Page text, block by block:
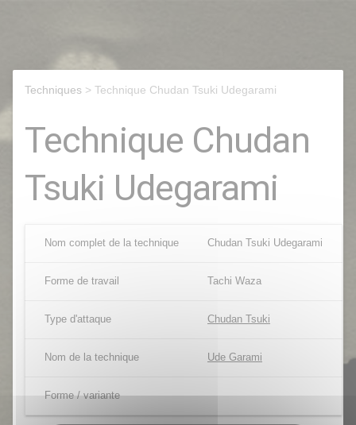
Techniques > Technique Chudan Tsuki Udegarami
Technique Chudan
Tsuki Udegarami
Nom complet de la technique Chudan Tsuki Udegarami
Forme de travail Tachi Waza
Type d'attaque Chudan Tsuki
Nom de la technique Ude Garami
Forme / variante